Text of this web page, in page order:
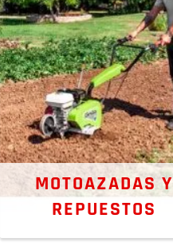
MOTOAZADAS Y
REPUESTOS